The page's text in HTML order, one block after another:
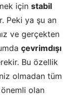
için stabil
Peki ya şu an
ve gerçekten
çevrimdışı
Bu özellik
olmadan tüm
olan